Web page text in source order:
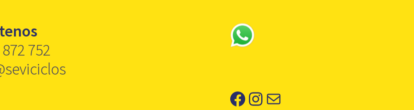
752
Facebook
Instagram
Correo electrónico